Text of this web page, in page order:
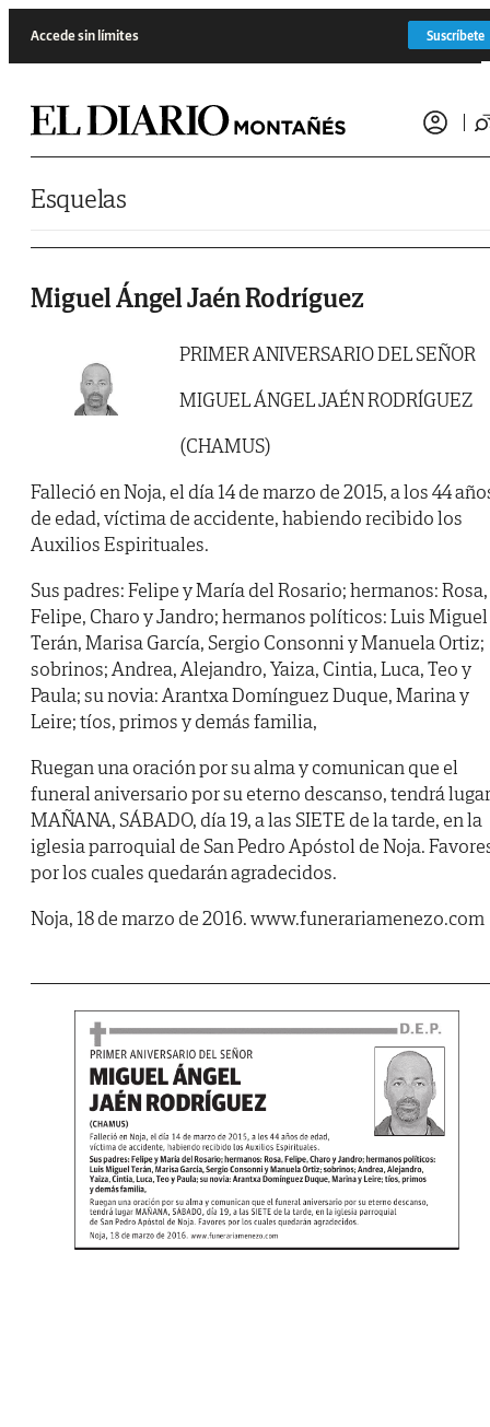
Accede sin límites Suscríbete
Esquelas
Miguel Ángel Jaén Rodríguez
PRIMER ANIVERSARIO DEL SEÑOR
MIGUEL ÁNGEL JAÉN RODRÍGUEZ
(CHAMUS)
Falleció en Noja, el día 14 de marzo de 2015, a los 44
de edad, víctima de accidente, habiendo recibido los
Auxilios Espirituales.
Sus padres: Felipe y María del Rosario; hermanos: Rosa,
Felipe, Charo y Jandro; hermanos políticos: Luis Miguel
Terán, Marisa García, Sergio Consonni y Manuela Ortiz;
sobrinos; Andrea, Alejandro, Yaiza, Cintia, Luca, Teo y
Paula; su novia: Arantxa Domínguez Duque, Marina y
Leire; tíos, primos y demás familia,
Ruegan una oración por su alma y comunican que el
funeral aniversario por su eterno descanso, tendrá lugar
MAÑANA, SÁBADO, día 19, a las SIETE de la tarde, en la
iglesia parroquial de San Pedro Apóstol de Noja.
por los cuales quedarán agradecidos.
Noja, 18 de marzo de 2016. www.funerariamenezo.com